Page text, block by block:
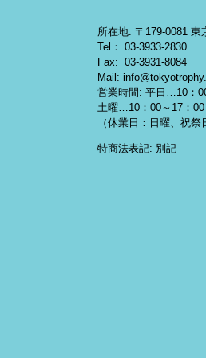
所在地: 〒179-0081 東
Tel： 03-3933-2830
Fax: 03-3931-8084
Mail:
営業時間: 平日…10：
土曜…10：00～17：00
（休業日：日曜、祝
特商法表記: 別記